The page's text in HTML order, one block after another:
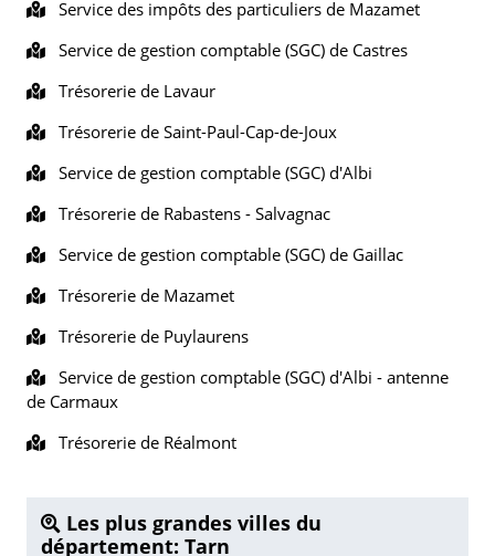
Service des impôts des particuliers de Mazamet
Service de gestion comptable (SGC) de Castres
Trésorerie de Lavaur
Trésorerie de Saint-Paul-Cap-de-Joux
Service de gestion comptable (SGC) d'Albi
Trésorerie de Rabastens - Salvagnac
Service de gestion comptable (SGC) de Gaillac
Trésorerie de Mazamet
Trésorerie de Puylaurens
Service de gestion comptable (SGC) d'Albi - antenne
de Carmaux
Trésorerie de Réalmont
Les plus grandes villes du
département: Tarn